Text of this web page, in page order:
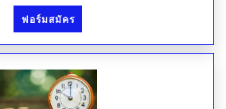
ฟอร์มสมัคร